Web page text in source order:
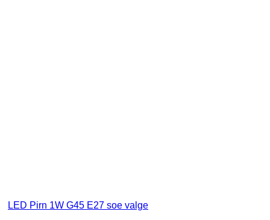
LED Pirn 1W G45 E27 soe valge